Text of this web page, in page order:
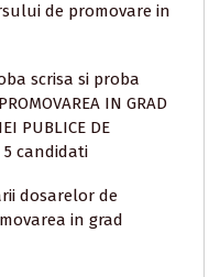
de promovare in
scrisa si proba
IN GRAD
PUBLICE DE
5 candidati
dosarelor de
in grad